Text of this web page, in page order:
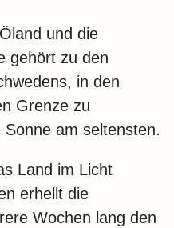
und die
gehört zu den
in den
Grenze zu
am seltensten.
Land im Licht
erhellt die
Wochen lang den